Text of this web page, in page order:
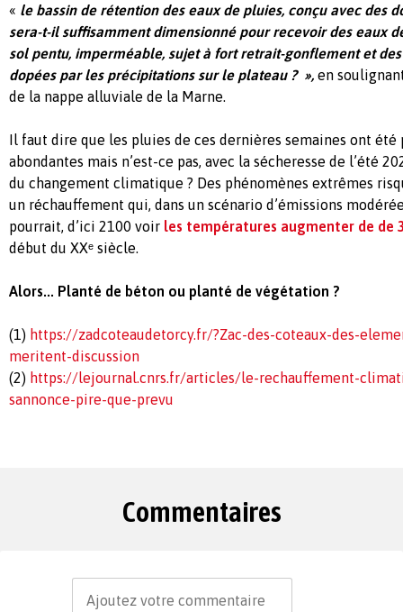
« le bassin de rétention des eaux de pluies, conçu avec des
sera-t-il suffisamment dimensionné pour recevoir des eaux
sol pentu, imperméable, sujet à fort retrait-gonflement et
dopées par les précipitations sur le plateau ? », en
de la nappe alluviale de la Marne.
Il faut dire que les pluies de ces dernières semaines ont
abondantes mais n’est-ce pas, avec la sécheresse de l’été
du changement climatique ? Des phénomènes extrêmes
un réchauffement qui, dans un scénario d’émissions
pourrait, d’ici 2100 voir les températures augmenter de de
début du XXᵉ siècle.
Alors... Planté de béton ou planté de végétation ?
(1) https://zadcoteaudetorcy.fr/?Zac-des-coteaux-des-
meritent-discussion
(2) https://lejournal.cnrs.fr/articles/le-rechauffement-
sannonce-pire-que-prevu
Commentaires